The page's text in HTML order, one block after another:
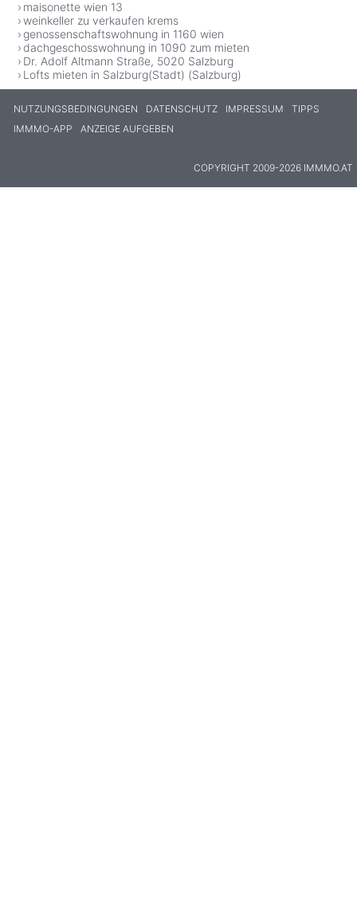
maisonette wien 13
weinkeller zu verkaufen krems
genossenschaftswohnung in 1160 wien
dachgeschosswohnung in 1090 zum mieten
Dr. Adolf Altmann Straße, 5020 Salzburg
Lofts mieten in Salzburg(Stadt) (Salzburg)
NUTZUNGSBEDINGUNGEN DATENSCHUTZ IMPRESSUM
TIPPS
IMMMO-APP
ANZEIGE AUFGEBEN
COPYRIGHT 2009-2026 IMMMO.AT